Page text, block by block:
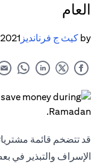
العام
by كيث ج فرنانديز
قد تتضخم قائمة
الإسراف والتبذير في